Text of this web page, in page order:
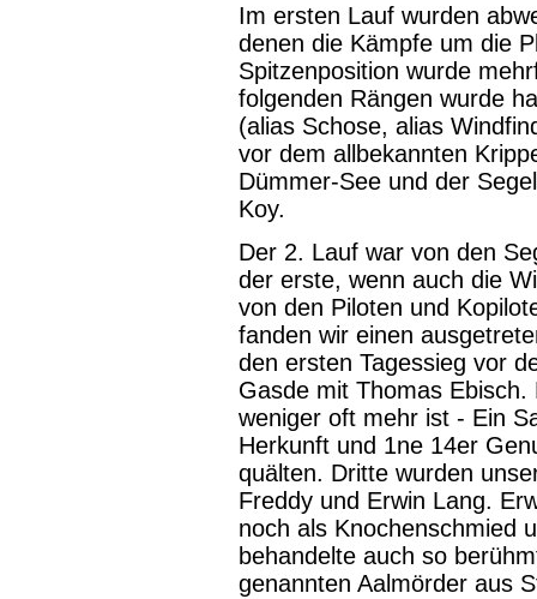
Im ersten Lauf wurden
denen die Kämpfe um die
Spitzenposition wurde
folgenden Rängen wurde
(alias Schose, alias
vor dem allbekannten
Dümmer-See und der
Koy.
Der 2. Lauf war von den
der erste, wenn auch die
von den Piloten und
fanden wir einen
den ersten Tagessieg vor
Gasde mit Thomas
weniger oft mehr ist - Ein
Herkunft und 1ne 14er
quälten. Dritte wurden
Freddy und Erwin Lang.
noch als Knochenschmied
behandelte auch so
genannten Aalmörder aus